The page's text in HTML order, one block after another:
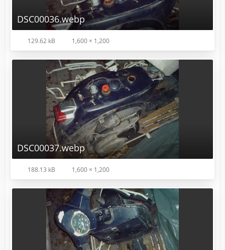
DSC00036.webp
129.62 kB 1,600 × 1,200
DSC00037.webp
188.13 kB 1,600 × 1,200